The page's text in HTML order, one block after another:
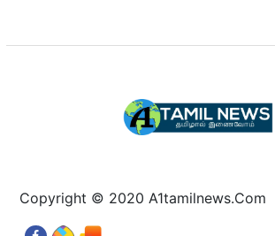
Copyright © 2020 A1tamilnews.Com